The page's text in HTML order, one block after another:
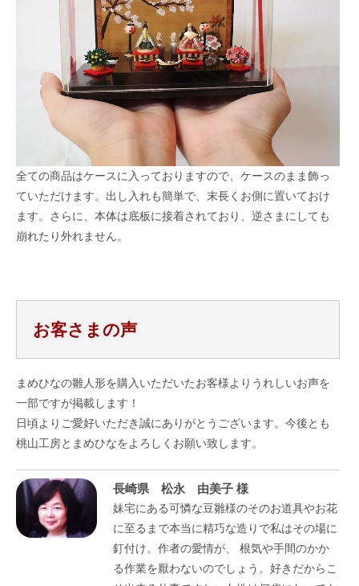
全ての商品はケースに入っておりますので、ケースのまま飾っ
ていただけます。出し入れも簡単で、末長くお側に置いておけ
ます。さらに、本体は底板に接着されており、逆さまにしても
崩れたり外れません。
お客さまの声
まめひなの雛人形を購入いただいたお客様よりうれしいお声を
一部ですが掲載します！
日頃よりご愛好いただき誠にありがとうございます。今後とも
桃山工房とまめひなをよろしくお願い致します。
長崎県 松永 由美子 様
妹宅にある可憐な豆雛様のそのお道具やお花
に至るまで本当に精巧な造りで私はその場に
釘付け。作者の愛情が、 根気や手間のかか
る作業を厭わないのでしょう。好きだからこ